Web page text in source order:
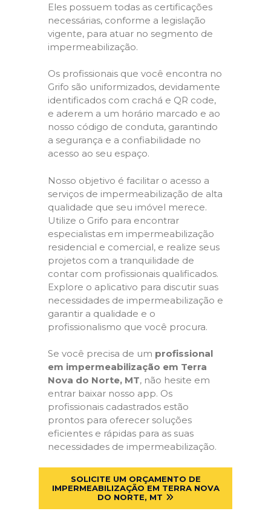
Eles possuem todas as certificações
necessárias, conforme a legislação
vigente, para atuar no segmento de
impermeabilização.
Os profissionais que você encontra no
Grifo são uniformizados, devidamente
identificados com crachá e QR code,
e aderem a um horário marcado e ao
nosso código de conduta, garantindo
a segurança e a confiabilidade no
acesso ao seu espaço.
Nosso objetivo é facilitar o acesso a
serviços de impermeabilização de alta
qualidade que seu imóvel merece.
Utilize o Grifo para encontrar
especialistas em impermeabilização
residencial e comercial, e realize seus
projetos com a tranquilidade de
contar com profissionais qualificados.
Explore o aplicativo para discutir suas
necessidades de impermeabilização e
garantir a qualidade e o
profissionalismo que você procura.
Se você precisa de um profissional
em impermeabilização em Terra
Nova do Norte, MT, não hesite em
entrar baixar nosso app. Os
profissionais cadastrados estão
prontos para oferecer soluções
eficientes e rápidas para as suas
necessidades de impermeabilização.
SOLICITE UM ORÇAMENTO DE
IMPERMEABILIZAÇÃO EM TERRA NOVA
DO NORTE, MT